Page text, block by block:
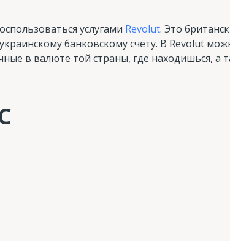
услугами Revolut. Это
банковскому счету. В Revolut
в валюте той страны, где находишься, а